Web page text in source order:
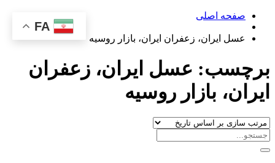
صفحه اصلی
عسل ایران، زعفران ایران، بازار روسیه
برچسب: عسل ایران، زعفران
ایران، بازار روسیه
FA